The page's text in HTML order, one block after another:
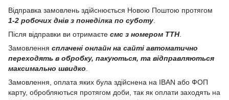
Відправка замовлень здійснюється Новою Поштою протягом
1-2 робочих днів з понеділка по суботу
Після відправки ви отримаєте смс з номером ТТН.
Замовлення сплачені онлайн на сайті автоматично
переходять в обробку, пакуються, та відправляються
максимально швидко
Замовлення, оплата яких була здійснена на IBAN або ФОП
карту, обробляються протягом доби, так як оплати заходять на